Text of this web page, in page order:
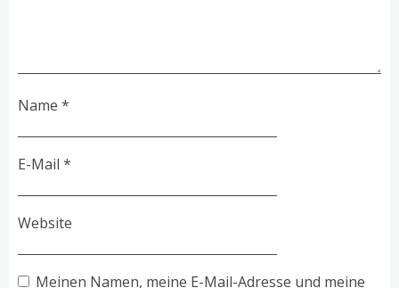
Name *
E-Mail *
Website
Meinen Namen, meine E-Mail-Adresse und meine